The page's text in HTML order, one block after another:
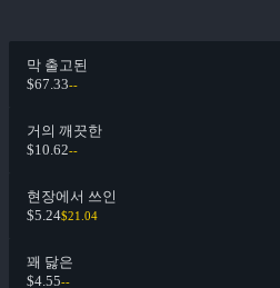
막 출고된
$67.33--
거의 깨끗한
$10.62--
현장에서 쓰인
$5.24$21.04
꽤 닳은
$4.55--